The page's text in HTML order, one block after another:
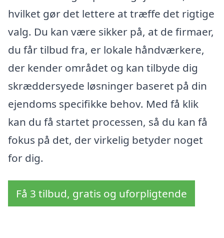
hvilket gør det lettere at træffe det rigtige
valg. Du kan være sikker på, at de firmaer,
du får tilbud fra, er lokale håndværkere,
der kender området og kan tilbyde dig
skræddersyede løsninger baseret på din
ejendoms specifikke behov. Med få klik
kan du få startet processen, så du kan få
fokus på det, der virkelig betyder noget
for dig.
Få 3 tilbud, gratis og uforpligtende